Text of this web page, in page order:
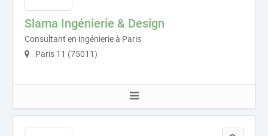
Slama Ingénierie & Design
Consultant en ingénierie à Paris
Paris 11 (75011)